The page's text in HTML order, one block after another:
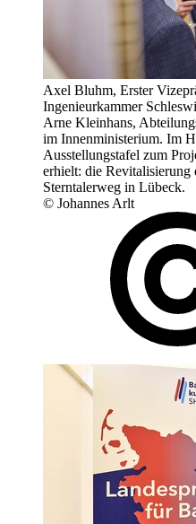
Axel Bluhm, Erster
Ingenieurkammer
Arne Kleinhans,
im Innenministerium. Im
Ausstellungstafel zum
erhielt: die Revitalisierung
Sterntalerweg in Lübeck.
© Johannes Arlt